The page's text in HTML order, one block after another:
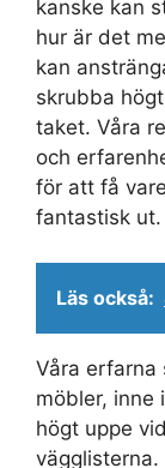
kanske kan
hur är det
kan
skrubba
taket. Våra
och
för att få
fantastisk ut.
Läs också:
Våra erfarna
möbler, inne
högt uppe